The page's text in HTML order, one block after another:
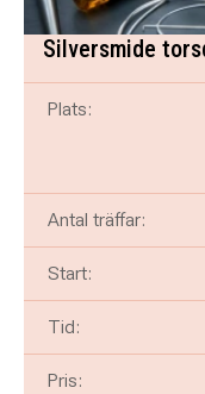
Silversmide
Plats:
Antal träffar:
Start:
Tid:
Pris: